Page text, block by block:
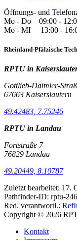
Öffnungs- und
Mo - Do 09:00 -
Mo - MI 13:00 -
Rheinland-Pfälzische
RPTU in
Gottlieb-Daimler-
67663 Kaiserslautern
49.42483, 7.75246
RPTU in Landau
Fortstraße 7
76829 Landau
49.20449, 8.10787
Zuletzt bearbeitet: 17.
Pathfinder-ID: rptu-
Red. verantwortl.:
Copyright © 2026
Kontakt